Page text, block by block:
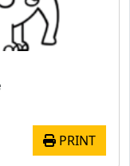
PRINT